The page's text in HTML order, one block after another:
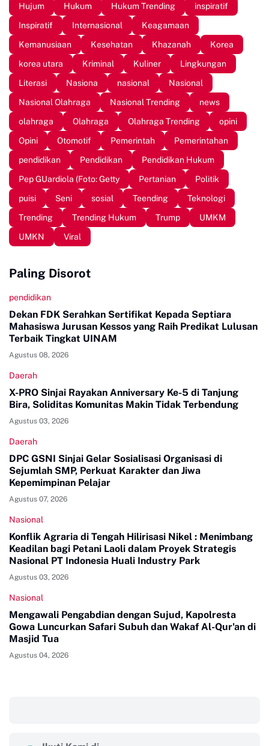
Hujum
Hukum Hukum Trending
inspiratif
Inspiratif
Internasional
Keagamaan
Kemanusiaan
Kesehatan Khazanah
Korea
korea utara
Kriminal Kuliner
Lingkungan
Literasi
Nasiona nasional
Nasional
Nasional Olahraga
Nasional Trending
news
olahraga
Olahraga Olahraga Trending
opini
Opini
Otomotif Pemerintah
Pemerintahan
pendidikan
Pendidikan
Pendidikan Hukum
Pep GUardiola (Foto: Getty
Pertanian
Politik
puisi
Seni sosial Teending
Teknologi
Trending
Trending Hukum Trump
UMKM
UMKN
Viral
Paling Disorot
pendidikan
Dekan FDK Serahkan Sertifikat Kepada Septiara
Mahasiswa Jurusan Kessos yang Raih Predikat Lulusan
Terbaik Tingkat UINAM
Agustus 08, 2026
Daerah
X-PRO Sinjai Rayakan Anniversary Ke-5 di Tanjung
Bira, Soliditas Komunitas Makin Tidak Terbendung
Agustus 03, 2026
Daerah
DPC GSNI Sinjai Gelar Sosialisasi Organisasi di
Sejumlah SMP, Perkuat Karakter dan Jiwa
Kepemimpinan Pelajar
Agustus 07, 2026
Nasional
Konflik Agraria di Tengah Hilirisasi Nikel : Menimbang
Keadilan bagi Petani Laoli dalam Proyek Strategis
Nasional PT Indonesia Huali Industry Park
Agustus 03, 2026
Nasional
Mengawali Pengabdian dengan Sujud, Kapolresta
Gowa Luncurkan Safari Subuh dan Wakaf Al-Qur'an di
Masjid Tua
Agustus 04, 2026